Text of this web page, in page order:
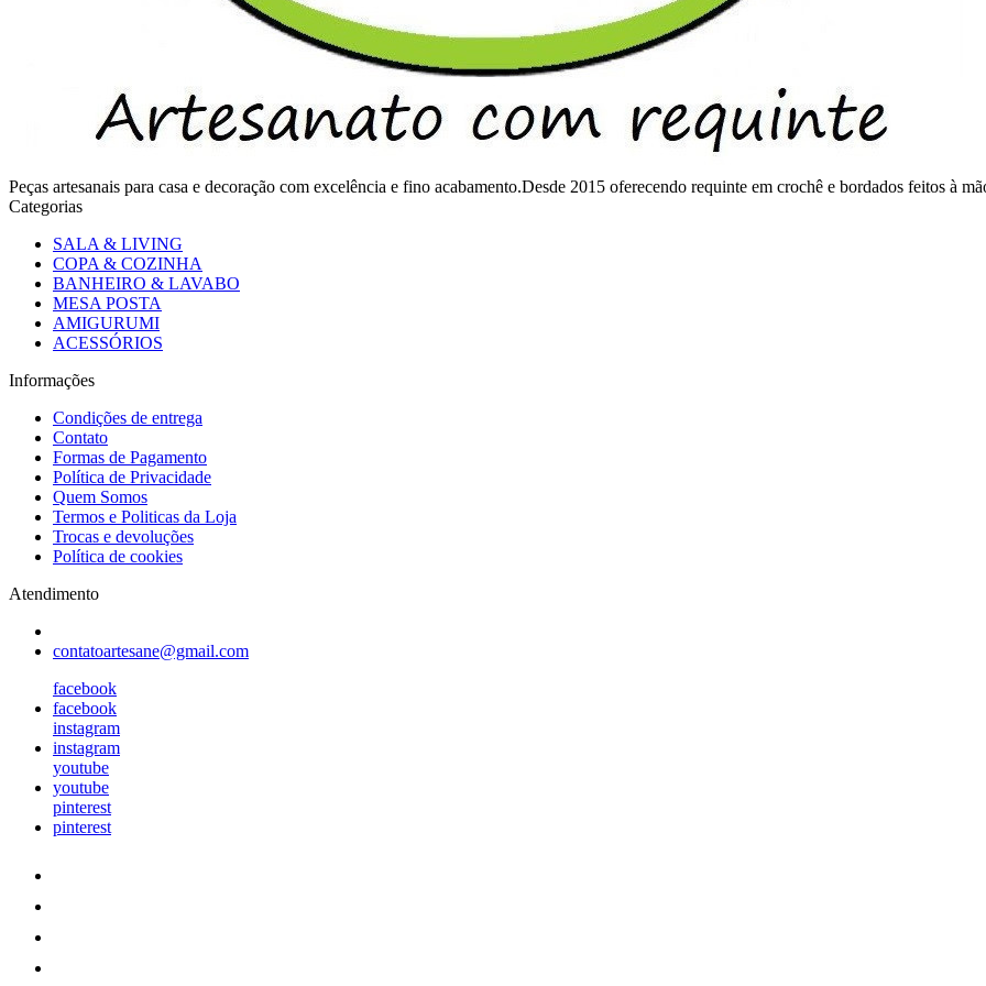
Peças artesanais para casa e decoração com excelência e fino acabamento.Desde 2015 oferecendo requinte em crochê e bordados feitos à
Categorias
SALA & LIVING
COPA & COZINHA
BANHEIRO & LAVABO
MESA POSTA
AMIGURUMI
ACESSÓRIOS
Informações
Condições de entrega
Contato
Formas de Pagamento
Política de Privacidade
Quem Somos
Termos e Politicas da Loja
Trocas e devoluções
Política de cookies
Atendimento
contatoartesane@gmail.com
facebook
facebook
instagram
instagram
youtube
youtube
pinterest
pinterest